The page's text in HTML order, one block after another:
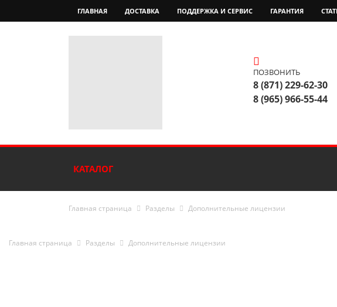
ГЛАВНАЯ ДОСТАВКА ПОДДЕРЖКА И СЕРВИС ГАРАНТИЯ
ПОЗВОНИТЬ
8 (871) 229-62-30
8 (965) 966-55-44
КАТАЛОГ
Главная страница Разделы Дополнительные лицензии
Главная страница Разделы Дополнительные лицензии